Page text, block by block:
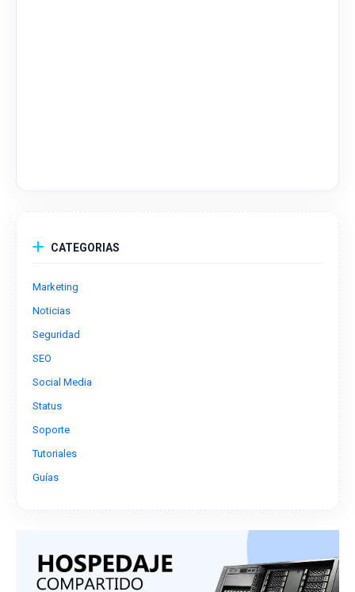
CATEGORIAS
Marketing
Noticias
Seguridad
SEO
Social Media
Status
Soporte
Tutoriales
Guías